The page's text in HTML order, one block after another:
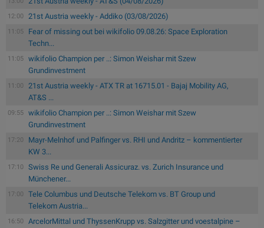
12:00 21st Austria weekly - Addiko (03/08/2026)
11:05
Fear of missing out bei wikifolio 09.08.26: Space Exploration
Techn...
11:05
wikifolio Champion per ..: Simon Weishar mit Szew
Grundinvestment
11:00
21st Austria weekly - ATX TR at 16715.01 - Bajaj Mobility AG,
AT&S ...
09:55
wikifolio Champion per ..: Simon Weishar mit Szew
Grundinvestment
17:20
Mayr-Melnhof und Palfinger vs. RHI und Andritz – kommentierter
KW 3...
17:10
Swiss Re und Generali Assicuraz. vs. Zurich Insurance und
Münchener...
17:00
Tele Columbus und Deutsche Telekom vs. BT Group und
Telekom Austria...
16:50
ArcelorMittal und ThyssenKrupp vs. Salzgitter und voestalpine –